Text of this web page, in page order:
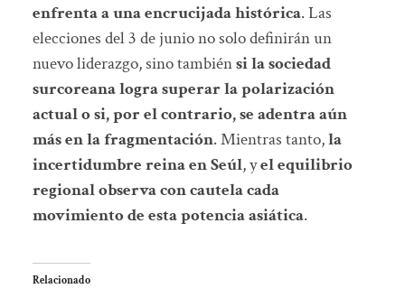
enfrenta a una encrucijada histórica. Las
elecciones del 3 de junio no solo definirán un
nuevo liderazgo, sino tambiénsi la sociedad
surcoreana logra superar la polarización
actual o si, por el contrario, se adentra aún
más en la fragmentación. Mientras tanto,la
incertidumbre reina en Seúl, yel equilibrio
regional observa con cautela cada
movimiento de esta potencia asiática.
Relacionado